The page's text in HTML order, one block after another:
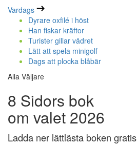
Vardags
Dyrare oxfilé i höst
Han fiskar kräftor
Turister gillar vädret
Lätt att spela minigolf
Dags att plocka blåbär
Alla Väljare
8 Sidors bok
om valet 2026
Ladda ner lättlästa boken gratis